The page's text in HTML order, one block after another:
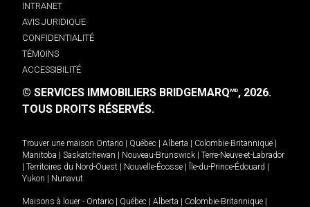
INTRANET
AVIS JURIDIQUE
CONFIDENTIALITÉ
TÉMOINS
ACCESSIBILITÉ
© SERVICES IMMOBILIERS BRIDGEMARQMD, 2026.
TOUS DROITS RÉSERVÉS.
Trouver une maison Ontario Québec Alberta Colombie-Britannique
Manitoba
Saskatchewan Nouveau-Brunswick
Terre-Neuve-et-Labrador
Territoires du Nord-Ouest Nouvelle-Écosse Île-du-Prince-Édouard
Yukon
Nunavut.
Maisons à louer - Ontario Québec Alberta Colombie-Britannique